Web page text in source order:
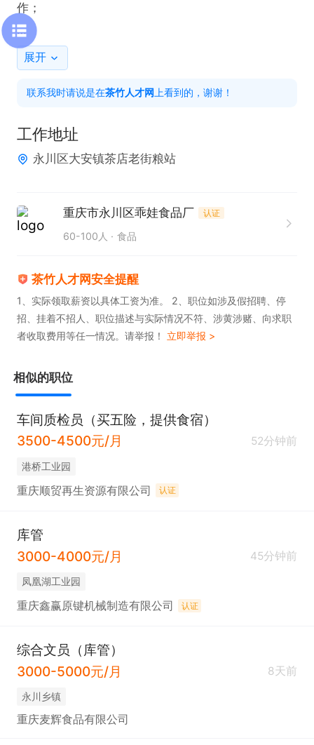
作；
任职资格：中专以上学历，
工作时间：早上 8 点至下午 6 点
展开
联系我时请说是在茶竹人才网 上看到的，谢谢！
工作地址
永川区大安镇茶店老街粮站
重庆市永川区乖娃食品厂 认证
60-100人 食品
茶竹人才网安全提醒
1、实际领取薪资以具体工资为准。 2、职位如涉及假招聘、停
招、挂着不招人、职位描述与实际情况不符、涉黄涉赌、向求职
者收取费用等任一情况。请举报！ 立即举报 >
相似的职位
车间质检员（买五险，提供食宿）
3500-4500元/月
52分钟前
港桥工业园
重庆顺贸再生资源有限公司 认证
库管
3000-4000元/月
45分钟前
凤凰湖工业园
重庆鑫赢原键机械制造有限公司 认证
综合文员（库管）
3000-5000元/月
8天前
永川乡镇
重庆麦辉食品有限公司